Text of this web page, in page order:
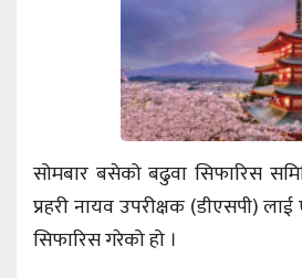
सोमबार बसेको बढुवा सिफारिस
प्रहरी नायव उपरीक्षक (डीएसपी)
सिफारिस गरेको हो ।